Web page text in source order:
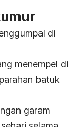
di
menempel di
batuk
garam